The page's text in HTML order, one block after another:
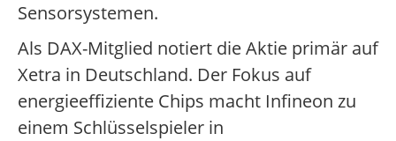
Sensorsystemen.
Als DAX-Mitglied notiert die Aktie primär auf
Xetra in Deutschland. Der Fokus auf
energieeffiziente Chips macht Infineon zu
einem Schlüsselspieler in